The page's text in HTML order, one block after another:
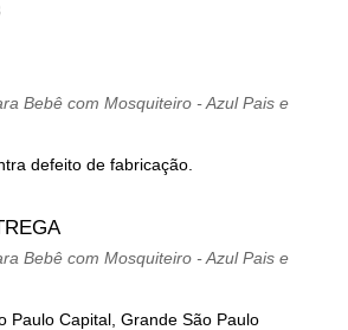
Bebê com Mosquiteiro - Azul Pais e
defeito de fabricação.
Bebê com Mosquiteiro - Azul Pais e
Paulo Capital, Grande São Paulo